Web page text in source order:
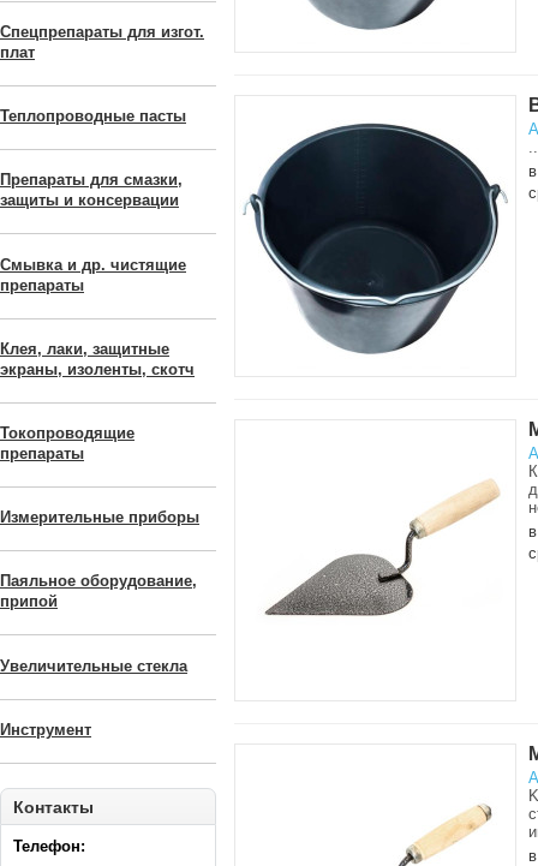
Спецпрепараты для изгот.
плат
Теплопроводные пасты
Препараты для смазки,
защиты и консервации
Смывка и др. чистящие
препараты
Клея, лаки, защитные
экраны, изоленты, скотч
Токопроводящие
препараты
Измерительные приборы
Паяльное оборудование,
припой
Увеличительные стекла
Инструмент
Контакты
Телефон:
..